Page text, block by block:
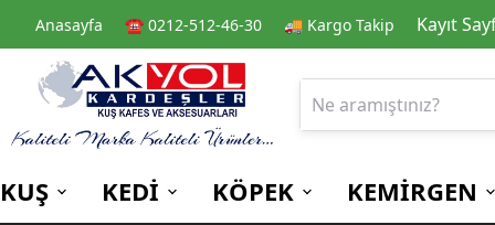
Anasayfa ☎️ 0212-512-46-30 🚚 Kargo Takip Kayıt
KUŞ KEDİ KÖPEK KEMİRGEN